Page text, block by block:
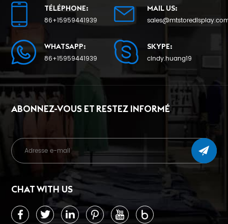
TÉLÉPHONE:
86+15959441939
MAIL US:
WHATSAPP:
86+15959441939
SKYPE:
cindy.huang19
ABONNEZ-VOUS ET RESTEZ INFORMÉ
CHAT WITH US